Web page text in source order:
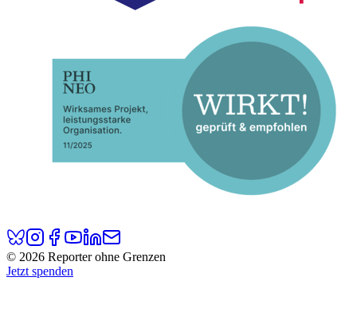
© 2026 Reporter ohne Grenzen
Jetzt spenden